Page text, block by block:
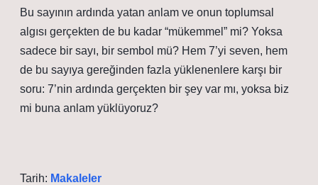
Bu sayının ardında yatan anlam ve onun toplumsal
algısı gerçekten de bu kadar “mükemmel” mi? Yoksa
sadece bir sayı, bir sembol mü? Hem 7’yi seven, hem
de bu sayıya gereğinden fazla yüklenenlere karşı bir
soru: 7’nin ardında gerçekten bir şey var mı, yoksa biz
mi buna anlam yüklüyoruz?
Tarih: Makaleler